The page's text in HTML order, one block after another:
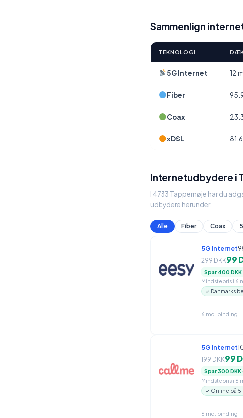
Sammenlign
TEKNOLOGI
5G Internet 12
Fiber
Coax
xDSL
Internetudbydere i
I 4733 Tappernøje har du
udbydere herunder.
Alle Fiber Coax
5G internet
299 DKK99
Spar 400
Mindstepris i 6
✓ Danmarks
6 md. binding
5G internet
199 DKK99
Spar 300
Mindstepris i 6
✓ Online på 5
6 md. binding